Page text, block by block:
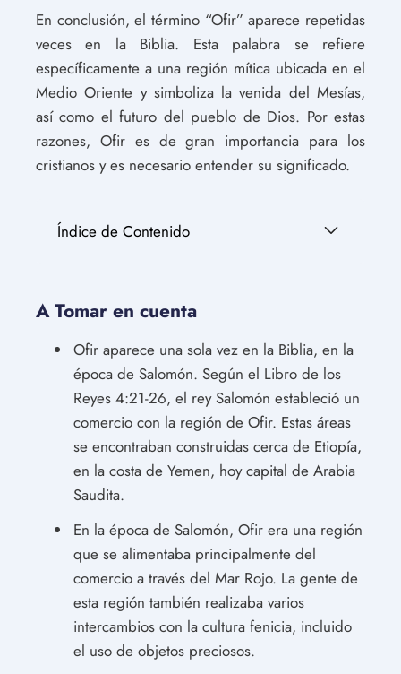
En conclusión, el término “Ofir” aparece repetidas
veces en la Biblia. Esta palabra se refiere
específicamente a una región mítica ubicada en el
Medio Oriente y simboliza la venida del Mesías,
así como el futuro del pueblo de Dios. Por estas
razones, Ofir es de gran importancia para los
cristianos y es necesario entender su significado.
Índice de Contenido
A Tomar en cuenta
Ofir aparece una sola vez en la Biblia, en la
época de Salomón. Según el Libro de los
Reyes 4:21-26, el rey Salomón estableció un
comercio con la región de Ofir. Estas áreas
se encontraban construidas cerca de Etiopía,
en la costa de Yemen, hoy capital de Arabia
Saudita.
En la época de Salomón, Ofir era una región
que se alimentaba principalmente del
comercio a través del Mar Rojo. La gente de
esta región también realizaba varios
intercambios con la cultura fenicia, incluido
el uso de objetos preciosos.